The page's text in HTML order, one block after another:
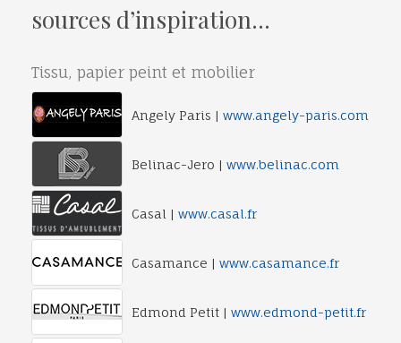
sources d’inspiration…
Tissu, papier peint et mobilier
Angely Paris | www.angely-paris.com
Belinac-Jero | www.belinac.com
Casal | www.casal.fr
Casamance | www.casamance.fr
Edmond Petit | www.edmond-petit.fr